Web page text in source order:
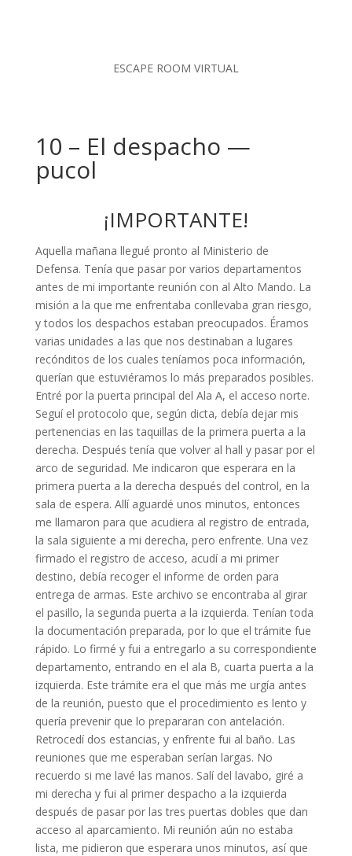
ESCAPE ROOM VIRTUAL
10 – El despacho —
pucol
¡IMPORTANTE!
Aquella mañana llegué pronto al Ministerio de
Defensa. Tenía que pasar por varios departamentos
antes de mi importante reunión con al Alto Mando. La
misión a la que me enfrentaba conllevaba gran riesgo,
y todos los despachos estaban preocupados. Éramos
varias unidades a las que nos destinaban a lugares
recónditos de los cuales teníamos poca información,
querían que estuviéramos lo más preparados posibles.
Entré por la puerta principal del Ala A, el acceso norte.
Seguí el protocolo que, según dicta, debía dejar mis
pertenencias en las taquillas de la primera puerta a la
derecha. Después tenía que volver al hall y pasar por el
arco de seguridad. Me indicaron que esperara en la
primera puerta a la derecha después del control, en la
sala de espera. Allí aguardé unos minutos, entonces
me llamaron para que acudiera al registro de entrada,
la sala siguiente a mi derecha, pero enfrente. Una vez
firmado el registro de acceso, acudí a mi primer
destino, debía recoger el informe de orden para
entrega de armas. Este archivo se encontraba al girar
el pasillo, la segunda puerta a la izquierda. Tenían toda
la documentación preparada, por lo que el trámite fue
rápido. Lo firmé y fui a entregarlo a su correspondiente
departamento, entrando en el ala B, cuarta puerta a la
izquierda. Este trámite era el que más me urgía antes
de la reunión, puesto que el procedimiento es lento y
quería prevenir que lo prepararan con antelación.
Retrocedí dos estancias, y enfrente fui al baño. Las
reuniones que me esperaban serían largas. No
recuerdo si me lavé las manos. Salí del lavabo, giré a
mi derecha y fui al primer despacho a la izquierda
después de pasar por las tres puertas dobles que dan
acceso al aparcamiento. Mi reunión aún no estaba
lista, me pidieron que esperara unos minutos, así que